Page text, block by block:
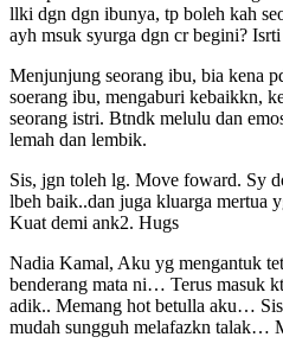
llki dgn dgn ibunya, tp boleh kah
ayh msuk syurga dgn cr begini?
Menjunjung seorang ibu, bia kena
soerang ibu, mengaburi kebaikkn,
seorang istri. Btndk melulu dan
lemah dan lembik.
Sis, jgn toleh lg. Move foward. Sy
lbeh baik..dan juga kluarga mertua
Kuat demi ank2. Hugs
Nadia Kamal, Aku yg mengantuk
benderang mata ni… Terus masuk
adik.. Memang hot betulla aku…
mudah sungguh melafazkn talak…